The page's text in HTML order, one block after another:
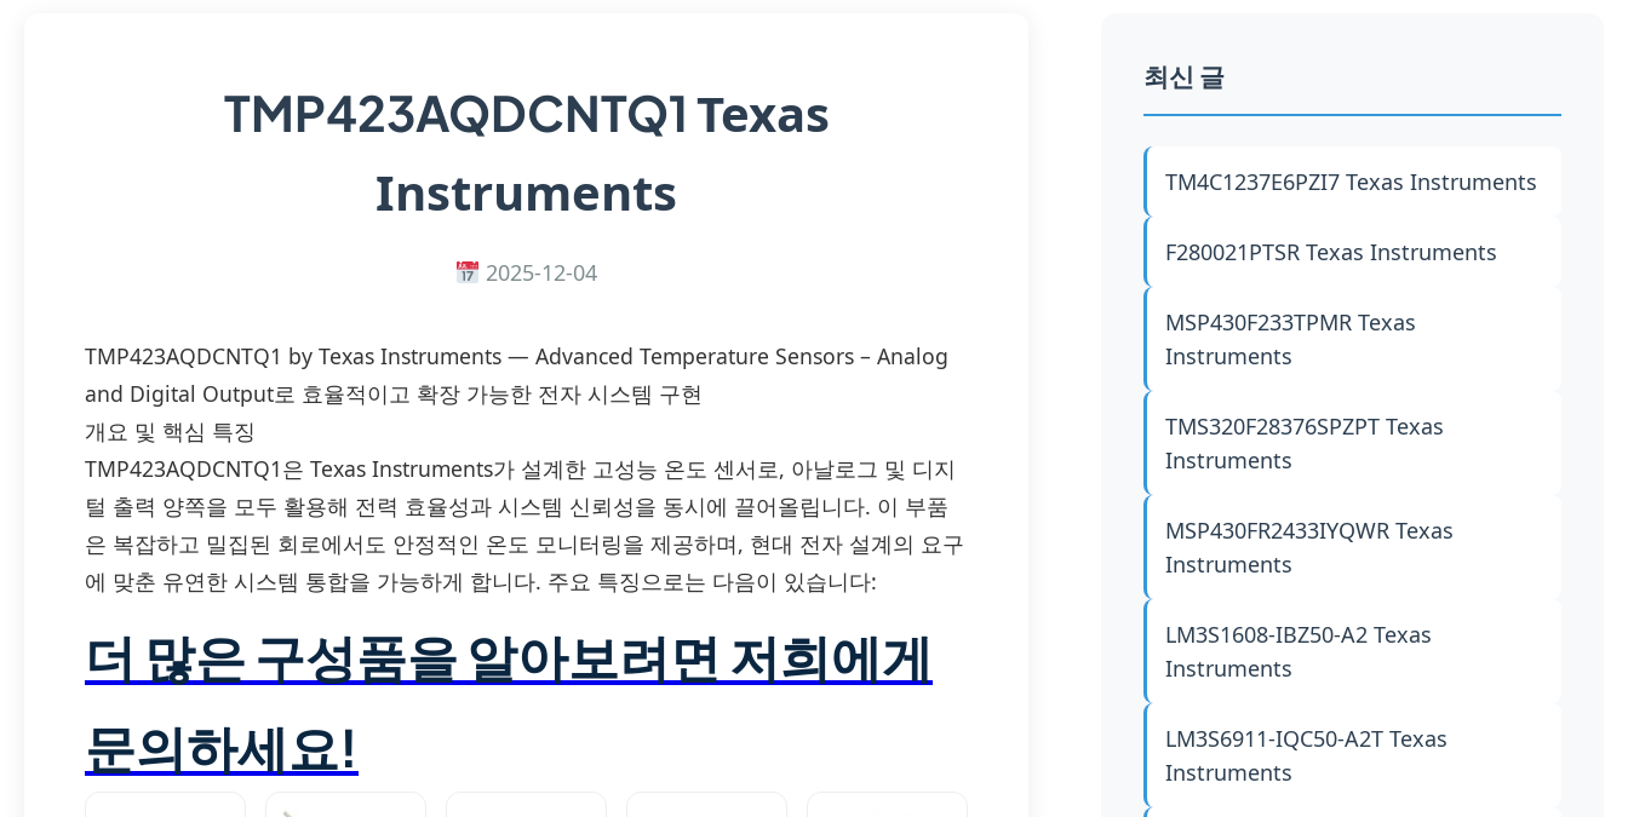
TMP423AQDCNTQ1Texas
Instruments
2025-12-04
TMP423AQDCNTQ1 by Texas Instruments — Advanced Temperature Sensors – Analog
and Digital Output로 효율적이고 확장 가능한 전자 시스템 구현
개요 및 핵심 특징
TMP423AQDCNTQ1은 Texas Instruments가 설계한 고성능 온도 센서로, 아날로그 및 디지
털 출력 양쪽을 모두 활용해 전력 효율성과 시스템 신뢰성을 동시에 끌어올립니다. 이 부품
은 복잡하고 밀집된 회로에서도 안정적인 온도 모니터링을 제공하며, 현대 전자 설계의 요구
에 맞춘 유연한 시스템 통합을 가능하게 합니다. 주요 특징으로는 다음이 있습니다:
더 많은 구성품을 알아보려면 저희에게
문의하세요!
최신 글
TM4C1237E6PZI7Texas Instruments
F280021PTSRTexas Instruments
MSP430F233TPMRTexas
Instruments
TMS320F28376SPZPTTexas
Instruments
MSP430FR2433IYQWRTexas
Instruments
LM3S1608-IBZ50-A2Texas
Instruments
LM3S6911-IQC50-A2TTexas
Instruments